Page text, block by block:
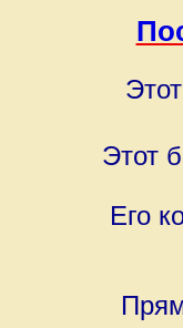
Этот
Его